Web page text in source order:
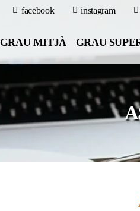
facebook instagram
GRAU MITJÀ GRAU